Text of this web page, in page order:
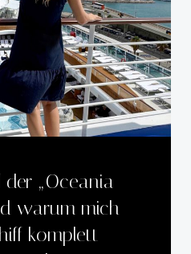
der „Oceania
warum mich
komplett